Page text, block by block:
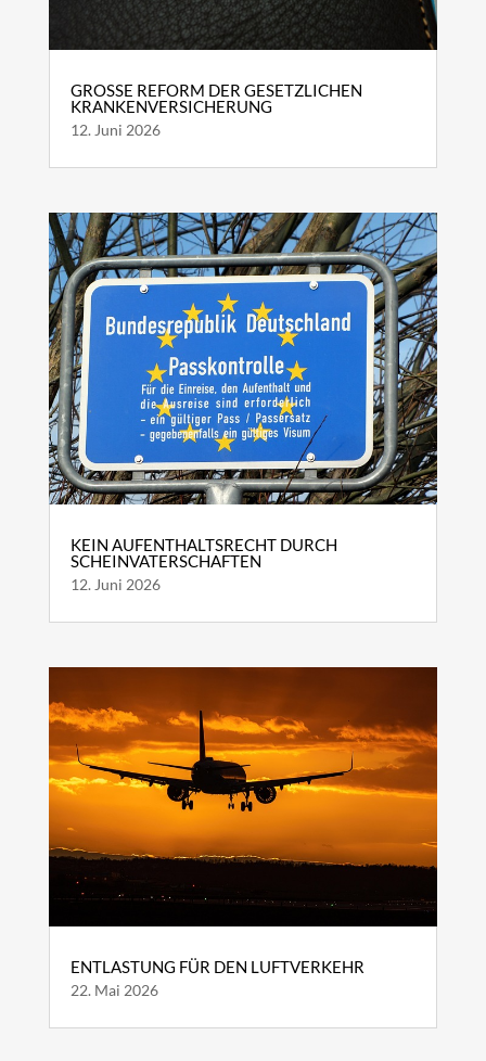
GROSSE REFORM DER GESETZLICHEN K
RANKENVERSICHERUNG
12. Juni 2026
KEIN AUFENTHALTSRECHT DURCH
SCHEINVATERSCHAFTEN
12. Juni 2026
ENTLASTUNG FÜR DEN LUFTVERKEHR
22. Mai 2026